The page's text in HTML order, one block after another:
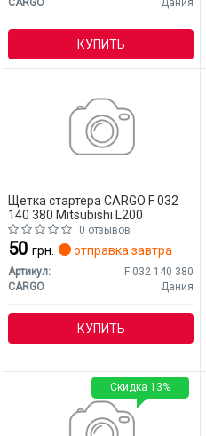
CARGO Дания
КУПИТЬ
Щетка стартера CARGO F 032
140 380 Mitsubishi L200
0 отзывов
50 грн. отправка завтра
Артикул:
F 032 140 380
CARGO
Дания
КУПИТЬ
Скидка 13%